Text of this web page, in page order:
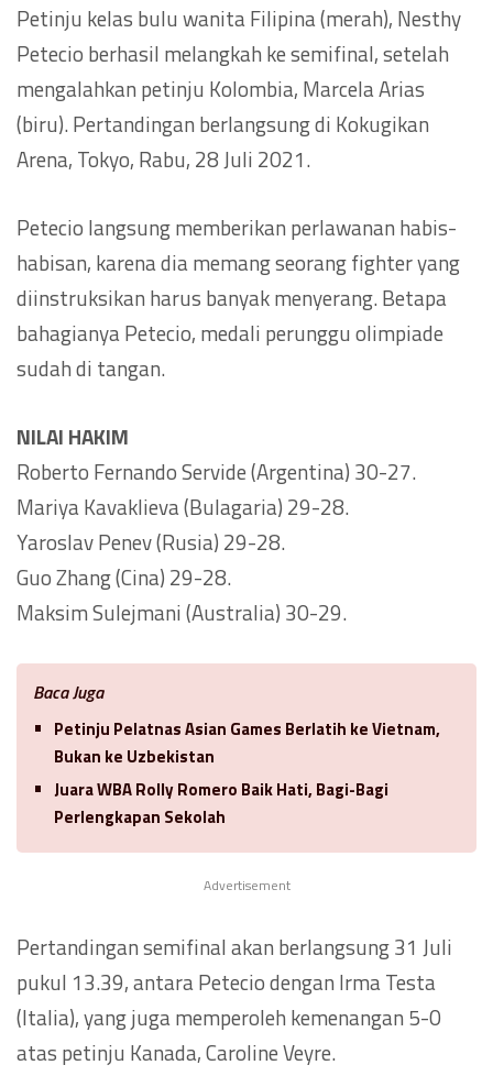
Petinju kelas bulu wanita Filipina (merah), Nesthy
Petecio berhasil melangkah ke semifinal, setelah
mengalahkan petinju Kolombia, Marcela Arias
(biru). Pertandingan berlangsung di Kokugikan
Arena, Tokyo, Rabu, 28 Juli 2021.
Petecio langsung memberikan perlawanan habis-
habisan, karena dia memang seorang fighter yang
diinstruksikan harus banyak menyerang. Betapa
bahagianya Petecio, medali perunggu olimpiade
sudah di tangan.
NILAI HAKIM
Roberto Fernando Servide (Argentina) 30-27.
Mariya Kavaklieva (Bulagaria) 29-28.
Yaroslav Penev (Rusia) 29-28.
Guo Zhang (Cina) 29-28.
Maksim Sulejmani (Australia) 30-29.
Baca Juga
Petinju Pelatnas Asian Games Berlatih ke Vietnam,
Bukan ke Uzbekistan
Juara WBA Rolly Romero Baik Hati, Bagi-Bagi
Perlengkapan Sekolah
Advertisement
Pertandingan semifinal akan berlangsung 31 Juli
pukul 13.39, antara Petecio dengan Irma Testa
(Italia), yang juga memperoleh kemenangan 5-0
atas petinju Kanada, Caroline Veyre.